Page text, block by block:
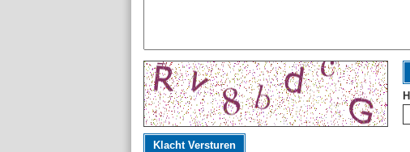
Klacht Versturen